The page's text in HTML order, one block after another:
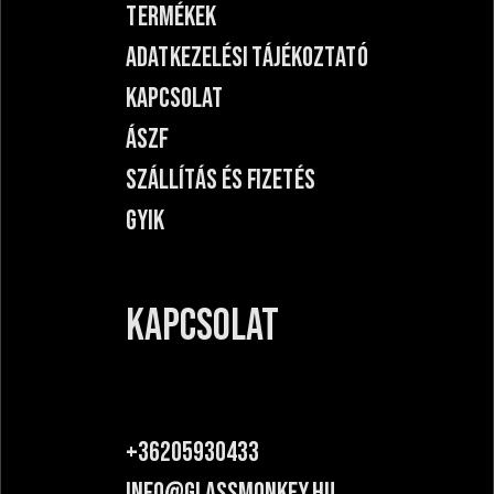
TERMÉKEK
ADATKEZELÉSI TÁJÉKOZTATÓ
KAPCSOLAT
ÁSZF
SZÁLLÍTÁS ÉS FIZETÉS
GYIK
KAPCSOLAT
+36205930433